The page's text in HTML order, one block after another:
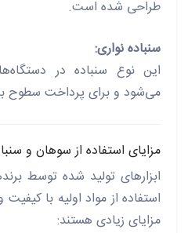
طراحی شده است.
سنباده نواری:
این نوع سنباده در
می‌شود و برای پرداخت سطوح
مزایای استفاده از سوهان و
ابزارهای تولید شده توسط
استفاده از مواد اولیه با
مزایای زیادی هستند: